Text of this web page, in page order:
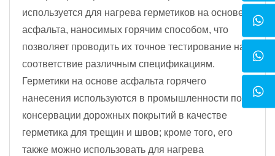
используется для нагрева герметиков на основе
асфальта, наносимых горячим способом, что
позволяет проводить их точное тестирование на
соответствие различным спецификациям.
Герметики на основе асфальта горячего
нанесения используются в промышленности по
консервации дорожных покрытий в качестве
герметика для трещин и швов; кроме того, его
также можно использовать для нагрева